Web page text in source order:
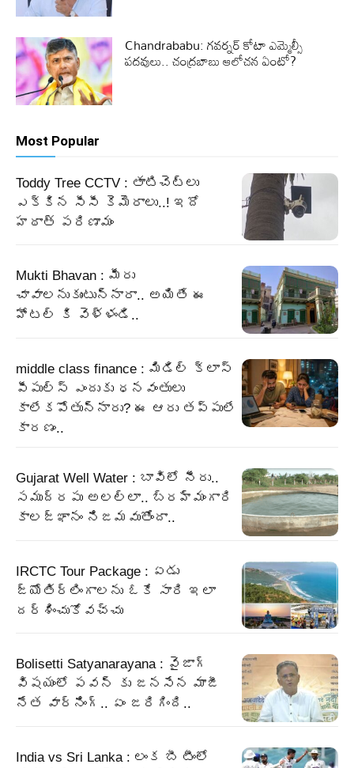
Chandrababu: గవర్నర్ కోటా ఎమ్మెల్సీ
పదవులు.. చంద్రబాబు ఆలోచన ఏంటో?
Most Popular
Toddy Tree CCTV : తాటిచెట్లు
ఎక్కిన సీసీ కెమెరాలు..! ఇదో
హఠాత్ పరిణామం
Mukti Bhavan : మీరు
చావాలనుకుంటున్నారా.. అయితే ఈ
హోటల్ కి వెళ్ళండి..
middle class finance : మిడిల్ క్లాస్
పీపుల్స్ ఎందుకు ధనవంతులు
కాలేకపోతున్నారు? ఈ ఆరు తప్పులే
కారణం..
Gujarat Well Water : బావిలో నీరు..
సముద్రపు అలల్లా.. బ్రహ్మంగారి
కాలజ్ఞానం నిజమవుతోందా..
IRCTC Tour Package : ఏడు
జ్యోతిర్లింగాలను ఓకే సారి ఇలా
దర్శించుకోవచ్చు
Bolisetti Satyanarayana : వైజాగ్
విషయంలో పవన్ కు జనసేన మాజీ
నేత వార్నింగ్.. ఏం జరిగింది..
India vs Sri Lanka : లంక బీ టీంలో